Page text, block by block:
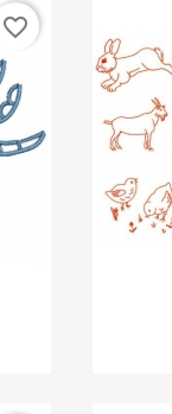
favorite_border